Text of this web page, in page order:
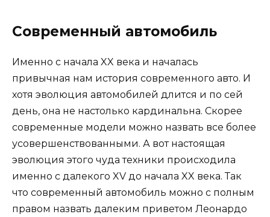
Современный автомобиль
Именно с начала XX века и началась
привычная нам история современного авто. И
хотя эволюция автомобилей длится и по сей
день, она не настолько кардинальна. Скорее
современные модели можно назвать все более
усовершенствованными. А вот настоящая
эволюция этого чуда техники происходила
именно с далекого XV до начала XX века. Так
что современный автомобиль можно с полным
правом назвать далеким приветом Леонардо